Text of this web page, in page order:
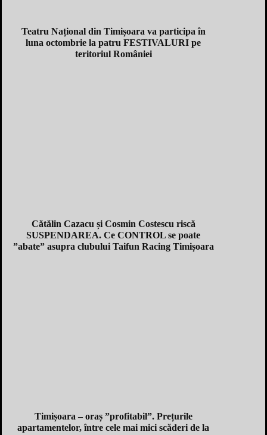
Teatru Național din Timișoara va participa în
luna octombrie la patru FESTIVALURI pe
teritoriul României
Cătălin Cazacu și Cosmin Costescu riscă
SUSPENDAREA. Ce CONTROL se poate
”abate” asupra clubului Taifun Racing Timișoara
Timișoara – oraș ”profitabil”. Prețurile
apartamentelor, între cele mai mici scăderi de la